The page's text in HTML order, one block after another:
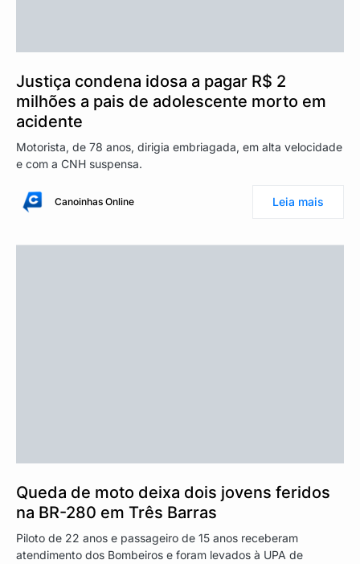
Justiça condena idosa a pagar R$ 2
milhões a pais de adolescente morto em
acidente
Motorista, de 78 anos, dirigia embriagada, em alta velocidade
e com a CNH suspensa.
Canoinhas Online Leia mais
Queda de moto deixa dois jovens feridos
na BR-280 em Três Barras
Piloto de 22 anos e passageiro de 15 anos receberam
atendimento dos Bombeiros e foram levados à UPA de